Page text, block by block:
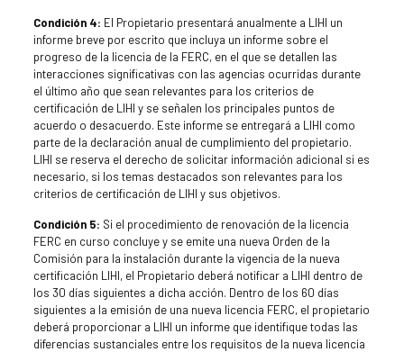
Condición 4: El Propietario presentará anualmente a LIHI un
informe breve por escrito que incluya un informe sobre el
progreso de la licencia de la FERC, en el que se detallen las
interacciones significativas con las agencias ocurridas durante
el último año que sean relevantes para los criterios de
certificación de LIHI y se señalen los principales puntos de
acuerdo o desacuerdo. Este informe se entregará a LIHI como
parte de la declaración anual de cumplimiento del propietario.
LIHI se reserva el derecho de solicitar información adicional si es
necesario, si los temas destacados son relevantes para los
criterios de certificación de LIHI y sus objetivos.
Condición 5: Si el procedimiento de renovación de la licencia
FERC en curso concluye y se emite una nueva Orden de la
Comisión para la instalación durante la vigencia de la nueva
certificación LIHI, el Propietario deberá notificar a LIHI dentro de
los 30 días siguientes a dicha acción. Dentro de los 60 días
siguientes a la emisión de una nueva licencia FERC, el propietario
deberá proporcionar a LIHI un informe que identifique todas las
diferencias sustanciales entre los requisitos de la nueva licencia